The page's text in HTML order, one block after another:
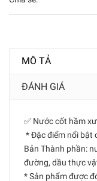
MÔ TẢ
ĐÁNH GIÁ
✅ Nước cốt hầm
* Đặc điểm nổi bật
Bản Thành phần:
đường, dầu thực
* Sản phẩm được